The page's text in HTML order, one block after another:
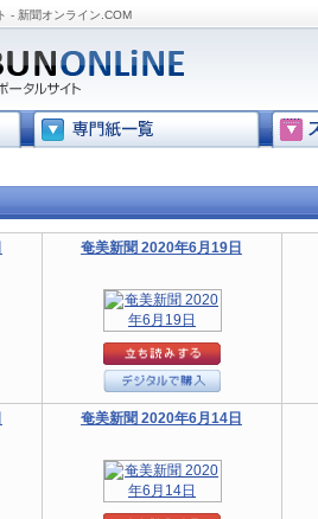
- 新聞オンライン.COM
奄美新聞 2020年6月19日
奄美新聞 2020年6月14日